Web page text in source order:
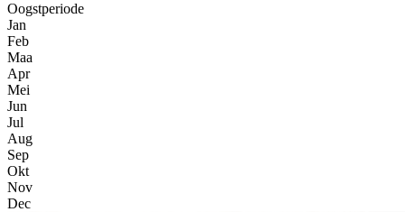
Oogstperiode
Jan
Feb
Maa
Apr
Mei
Jun
Jul
Aug
Sep
Okt
Nov
Dec